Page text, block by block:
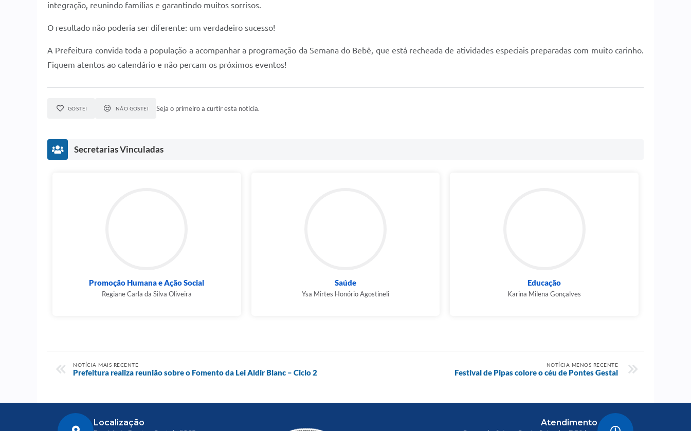
integração, reunindo famílias e garantindo muitos sorrisos.
O resultado não poderia ser diferente: um verdadeiro sucesso!
A Prefeitura convida toda a população a acompanhar a programação da Semana do Bebê, que está recheada de atividades especiais preparadas com muito carinho.
Fiquem atentos ao calendário e não percam os próximos eventos!
GOSTEI NÃO GOSTEI Seja o primeiro a curtir esta notícia.
Secretarias Vinculadas
Promoção Humana e Ação Social
Regiane Carla da Silva Oliveira
Saúde
Ysa Mirtes Honório Agostineli
Educação
Karina Milena Gonçalves
NOTÍCIA MAIS RECENTE
Prefeitura realiza reunião sobre o Fomento da Lei Aldir Blanc – Ciclo 2
NOTÍCIA MENOS RECENTE
Festival de Pipas colore o céu de Pontes Gestal
Localização Atendimento